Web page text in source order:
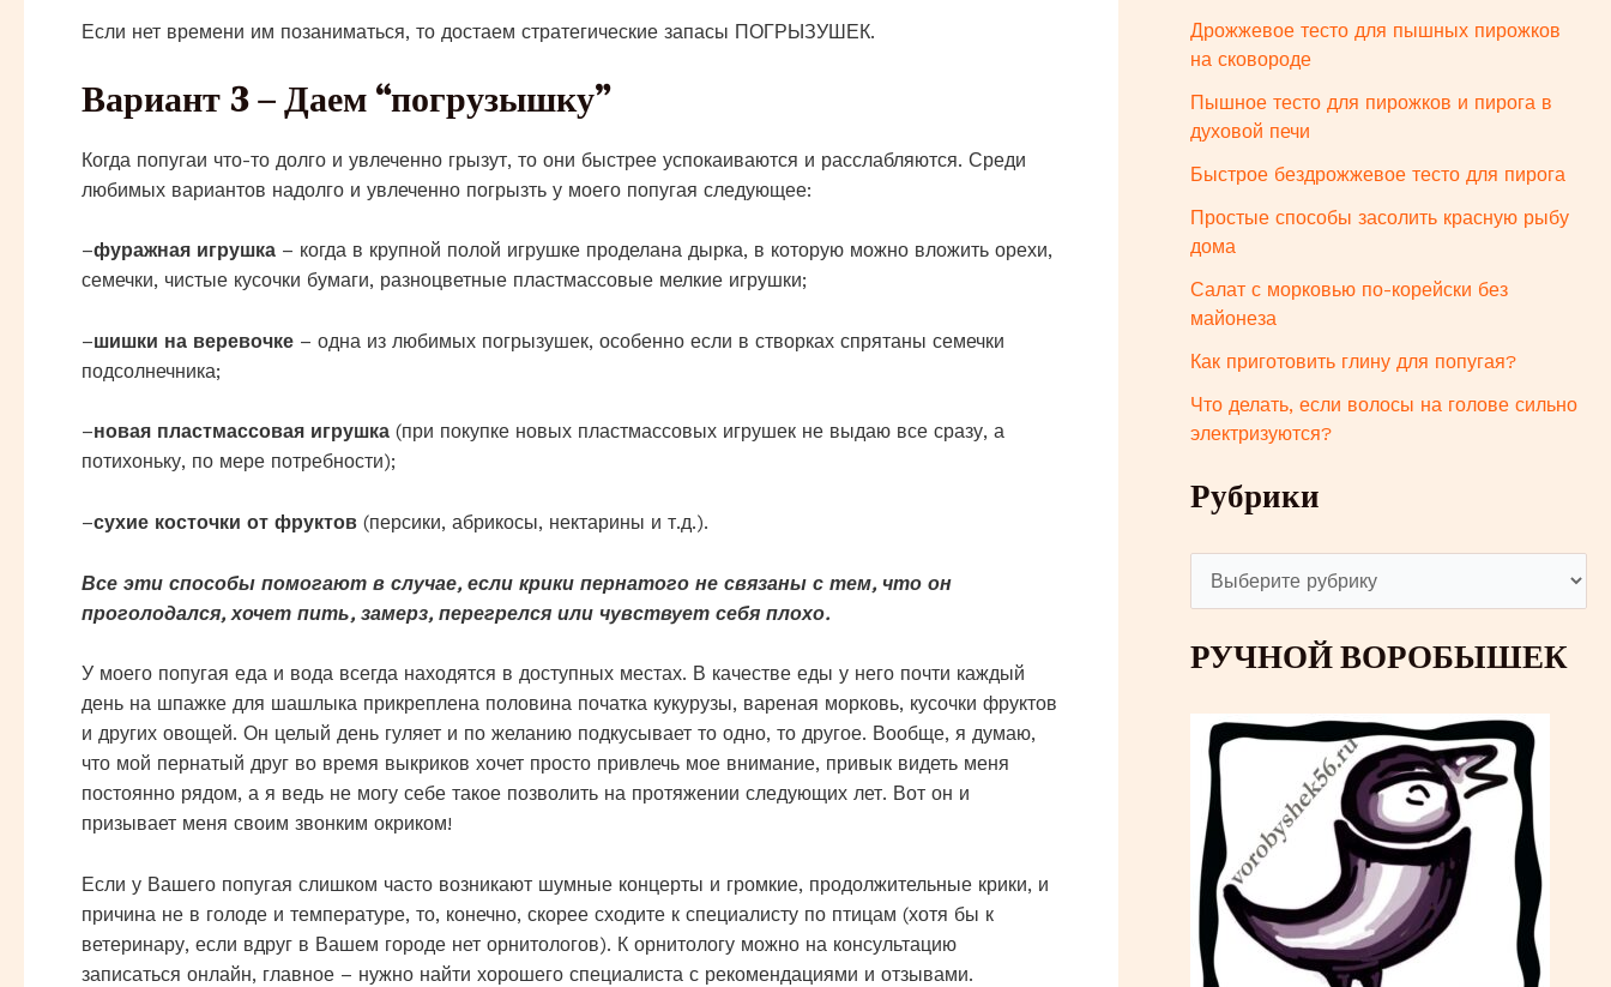
Если нет времени им позаниматься, то достаем стратегические запасы ПОГРЫЗУШЕК.
Вариант 3 – Даем “погрузышку”
Когда попугаи что-то долго и увлеченно грызут, то они быстрее успокаиваются и расслабляются. Среди
любимых вариантов надолго и увлеченно погрызть у моего попугая следующее:
–фуражная игрушка – когда в крупной полой игрушке проделана дырка, в которую можно вложить орехи,
семечки, чистые кусочки бумаги, разноцветные пластмассовые мелкие игрушки;
–шишки на веревочке – одна из любимых погрызушек, особенно если в створках спрятаны семечки
подсолнечника;
–новая пластмассовая игрушка (при покупке новых пластмассовых игрушек не выдаю все сразу, а
потихоньку, по мере потребности);
–сухие косточки от фруктов (персики, абрикосы, нектарины и т.д.).
Все эти способы помогают в случае, если крики пернатого не связаны с тем, что он
проголодался, хочет пить, замерз, перегрелся или чувствует себя плохо.
У моего попугая еда и вода всегда находятся в доступных местах. В качестве еды у него почти каждый
день на шпажке для шашлыка прикреплена половина початка кукурузы, вареная морковь, кусочки фруктов
и других овощей. Он целый день гуляет и по желанию подкусывает то одно, то другое. Вообще, я думаю,
что мой пернатый друг во время выкриков хочет просто привлечь мое внимание, привык видеть меня
постоянно рядом, а я ведь не могу себе такое позволить на протяжении следующих лет. Вот он и
призывает меня своим звонким окриком!
Если у Вашего попугая слишком часто возникают шумные концерты и громкие, продолжительные крики, и
причина не в голоде и температуре, то, конечно, скорее сходите к специалисту по птицам (хотя бы к
ветеринару, если вдруг в Вашем городе нет орнитологов). К орнитологу можно на консультацию
записаться онлайн, главное – нужно найти хорошего специалиста с рекомендациями и отзывами.
Дрожжевое тесто для пышных пирожков
на сковороде
Пышное тесто для пирожков и пирога в
духовой печи
Быстрое бездрожжевое тесто для пирога
Простые способы засолить красную рыбу
дома
Салат с морковью по-корейски без
майонеза
Как приготовить глину для попугая?
Что делать, если волосы на голове сильно
электризуются?
Рубрики
у
б
РУЧНОЙ ВОРОБЫШЕК